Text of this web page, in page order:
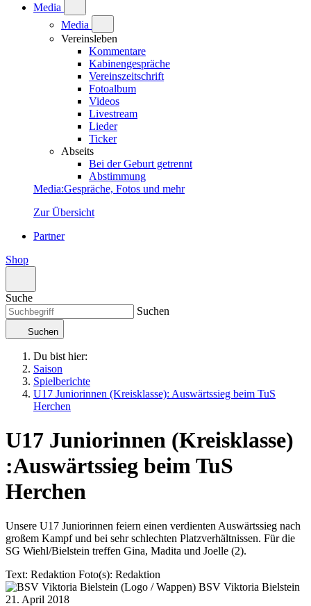
Media
Media
Vereinsleben
Kommentare
Kabinengespräche
Vereinszeitschrift
Fotoalbum
Videos
Livestream
Lieder
Ticker
Abseits
Bei der Geburt getrennt
Abstimmung
Media:Gespräche, Fotos und mehr
Zur Übersicht
Partner
Shop
Suche
Suchen
Suchen
Du bist hier:
Saison
Spielberichte
U17 Juniorinnen (Kreisklasse): Auswärtssieg beim TuS
Herchen
U17 Juniorinnen (Kreisklasse)
:Auswärtssieg beim TuS
Herchen
Unsere U17 Juniorinnen feiern einen verdienten Auswärtssieg nach
großem Kampf und bei sehr schlechten Platzverhältnissen. Für die
SG Wiehl/Bielstein treffen Gina, Madita und Joelle (2).
Text: Redaktion Foto(s): Redaktion
BSV Viktoria Bielstein
21. April 2018